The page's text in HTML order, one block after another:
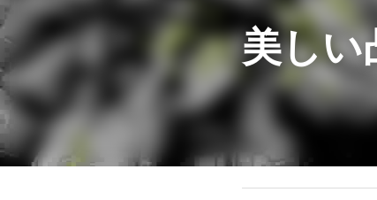
美しい凸凹
2023年2月16日